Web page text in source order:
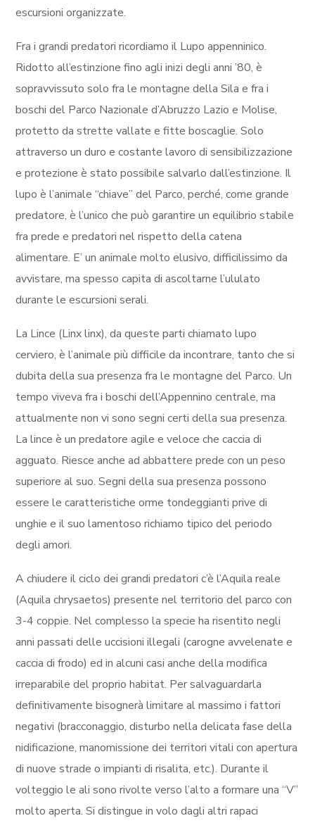
escursioni organizzate.
Fra i grandi predatori ricordiamo il Lupo appenninico.
Ridotto all’estinzione fino agli inizi degli anni ’80, è
sopravvissuto solo fra le montagne della Sila e fra i
boschi del Parco Nazionale d’Abruzzo Lazio e Molise,
protetto da strette vallate e fitte boscaglie. Solo
attraverso un duro e costante lavoro di sensibilizzazione
e protezione è stato possibile salvarlo dall’estinzione. Il
lupo è l’animale “chiave” del Parco, perché, come grande
predatore, è l’unico che può garantire un equilibrio stabile
fra prede e predatori nel rispetto della catena
alimentare. E’ un animale molto elusivo, difficilissimo da
avvistare, ma spesso capita di ascoltarne l’ululato
durante le escursioni serali.
La Lince (Linx linx), da queste parti chiamato lupo
cerviero, è l’animale più difficile da incontrare, tanto che si
dubita della sua presenza fra le montagne del Parco. Un
tempo viveva fra i boschi dell’Appennino centrale, ma
attualmente non vi sono segni certi della sua presenza.
La lince è un predatore agile e veloce che caccia di
agguato. Riesce anche ad abbattere prede con un peso
superiore al suo. Segni della sua presenza possono
essere le caratteristiche orme tondeggianti prive di
unghie e il suo lamentoso richiamo tipico del periodo
degli amori.
A chiudere il ciclo dei grandi predatori c’è l’Aquila reale
(Aquila chrysaetos) presente nel territorio del parco con
3-4 coppie. Nel complesso la specie ha risentito negli
anni passati delle uccisioni illegali (carogne avvelenate e
caccia di frodo) ed in alcuni casi anche della modifica
irreparabile del proprio habitat. Per salvaguardarla
definitivamente bisognerà limitare al massimo i fattori
negativi (bracconaggio, disturbo nella delicata fase della
nidificazione, manomissione dei territori vitali con apertura
di nuove strade o impianti di risalita, etc.). Durante il
volteggio le ali sono rivolte verso l’alto a formare una “V”
molto aperta. Si distingue in volo dagli altri rapaci